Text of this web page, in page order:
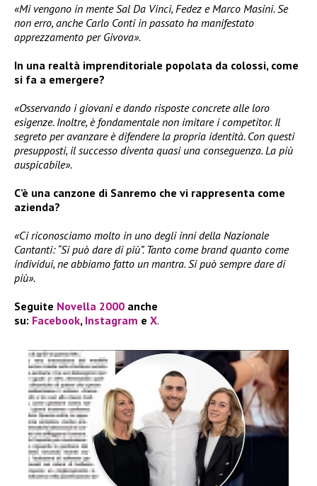
«Mi vengono in mente Sal Da Vinci, Fedez e Marco Masini. Se
non erro, anche Carlo Conti in passato ha manifestato
apprezzamento per Givova».
In una realtà imprenditoriale popolata da colossi, come
si fa a emergere?
«Osservando i giovani e dando risposte concrete alle loro
esigenze. Inoltre, è fondamentale non imitare i competitor. Il
segreto per avanzare è difendere la propria identità. Con questi
presupposti, il successo diventa quasi una conseguenza. La più
auspicabile».
C’è una canzone di Sanremo che vi rappresenta come
azienda?
«Ci riconosciamo molto in uno degli inni della Nazionale
Cantanti: “Si può dare di più”. Tanto come brand quanto come
individui, ne abbiamo fatto un mantra. Si può sempre dare di
più».
Seguite Novella 2000 anche
su: Facebook, Instagram e X.